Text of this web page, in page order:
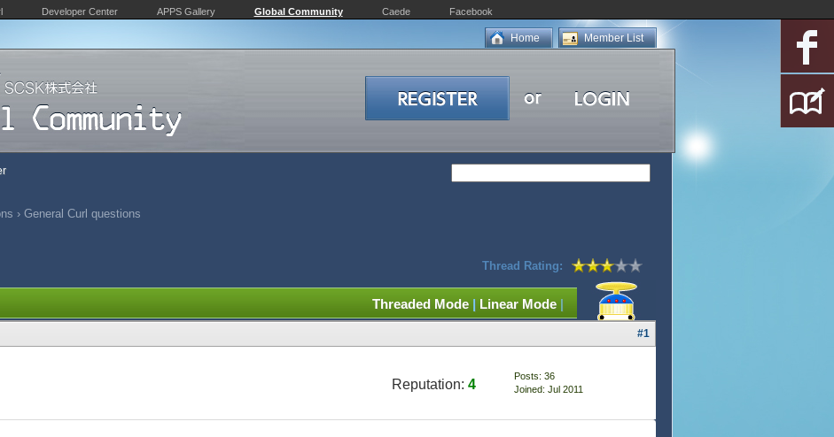
Developer Center APPS Gallery Global Community Caede Facebook
Member List
Home
› General Curl questions
Thread Rating:
Threaded Mode | Linear Mode |
#1
Reputation: 4
Posts: 36
Joined: Jul 2011